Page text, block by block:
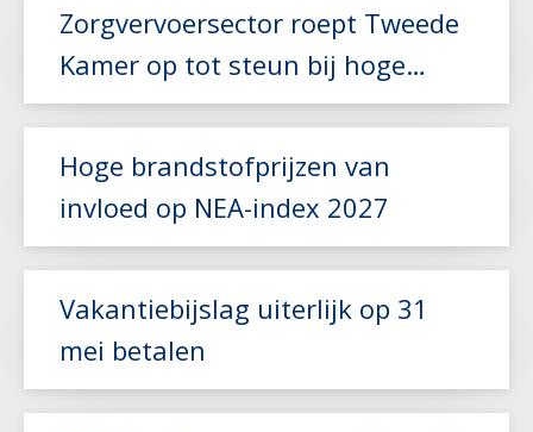
Zorgvervoersector roept Tweede
Kamer op tot steun bij hoge
brandstofkosten
Hoge brandstofprijzen van
invloed op NEA-index 2027
Vakantiebijslag uiterlijk op 31
mei betalen